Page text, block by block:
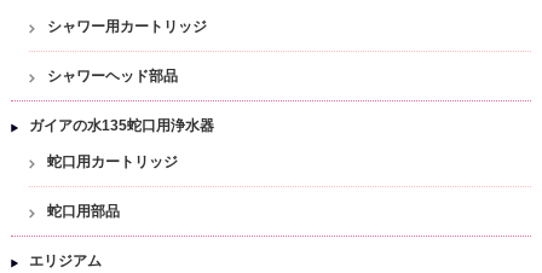
シャワー用カートリッジ
シャワーヘッド部品
ガイアの水135蛇口用浄水器
蛇口用カートリッジ
蛇口用部品
エリジアム